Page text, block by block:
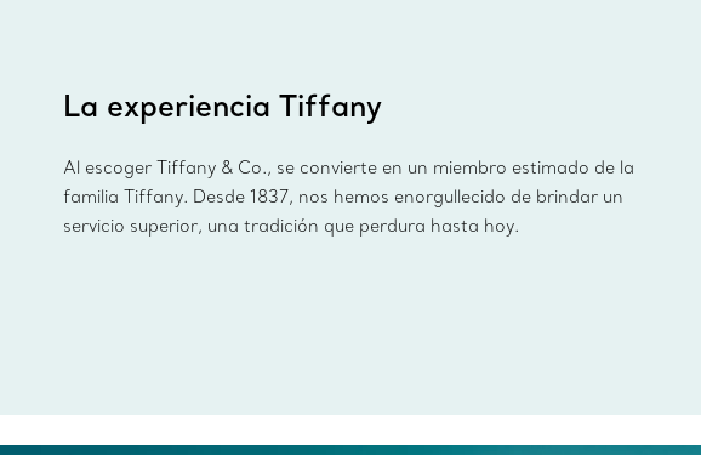
La experiencia Tiffany
Al escoger Tiffany & Co., se convierte en un miembro estimado de la
familia Tiffany. Desde 1837, nos hemos enorgullecido de brindar un
servicio superior, una tradición que perdura hasta hoy.